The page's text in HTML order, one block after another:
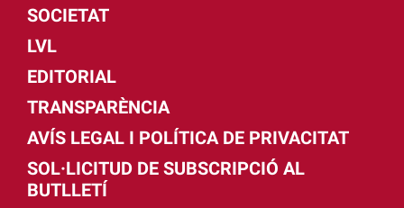
SOCIETAT
LVL
EDITORIAL
TRANSPARÈNCIA
AVÍS LEGAL I POLÍTICA DE PRIVACITAT
SOL·LICITUD DE SUBSCRIPCIÓ AL
BUTLLETÍ